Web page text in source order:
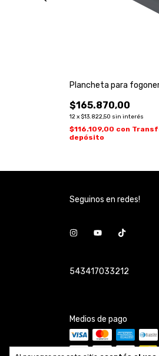
Plancheta para
$165.870,00
12x $13.822,50 sin interés
$116.109,00 con
depósito
Seguinos en redes!
543417033212
Medios de pago